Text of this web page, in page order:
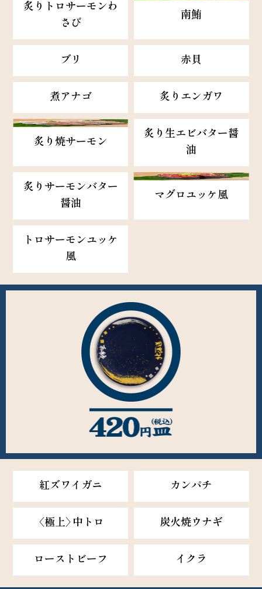
炙りトロサーモンわ
さび
南鮪
ブリ 赤貝
煮アナゴ 炙りエンガワ
炙り焼サーモン
炙り生エビバター醤
油
炙りサーモンバター
醤油
マグロユッケ風
トロサーモンユッケ
風
紅ズワイガニ カンパチ
〈極上〉中トロ 炭火焼ウナギ
ローストビーフ イクラ